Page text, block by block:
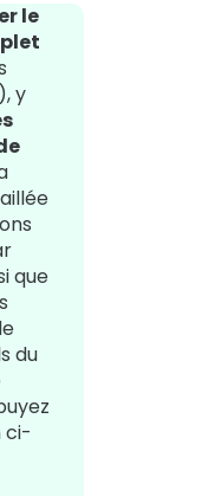
le
y
que
du
ci-